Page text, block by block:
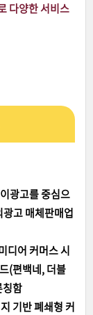
다양한 서비스
광고를 중심으
고 매체판매업
디어 커머스 시
(편백네, 더블
함
기반 폐쇄형 커